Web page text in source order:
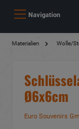
Navigation
Materialien Wolle/
Ø6x6cm
Euro Souvenirs